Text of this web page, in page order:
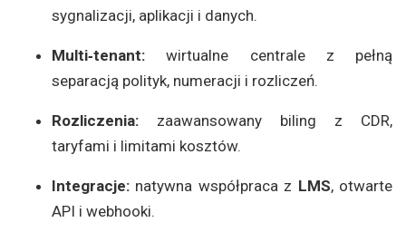
sygnalizacji, aplikacji i danych.
Multi‑tenant: wirtualne centrale z pełną
separacją polityk, numeracji i rozliczeń.
Rozliczenia: zaawansowany biling z CDR,
taryfami i limitami kosztów.
Integracje: natywna współpraca z LMS, otwarte
API i webhooki.